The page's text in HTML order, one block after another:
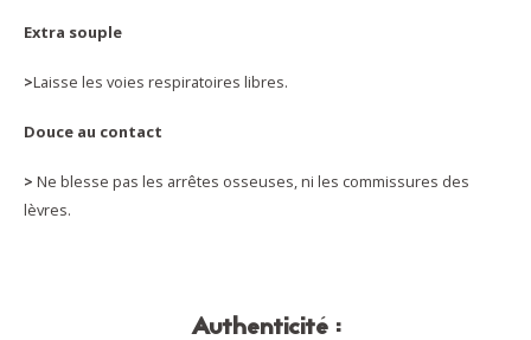
Extra souple
>Laisse les voies respiratoires libres.
Douce au contact
> Ne blesse pas les arrêtes osseuses, ni les commissures des
lèvres.
Authenticité :